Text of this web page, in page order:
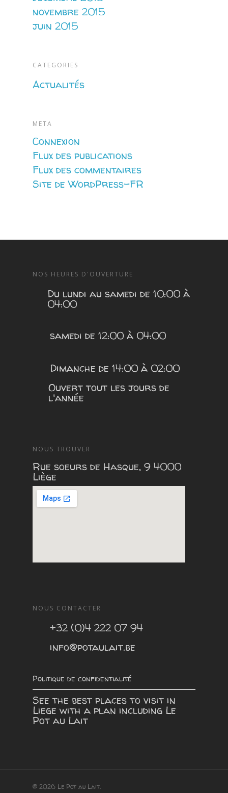
novembre 2015
juin 2015
CATEGORIES
Actualités
META
Connexion
Flux des publications
Flux des commentaires
Site de WordPress-FR
NOS HEURES D'OUVERTURE
Du lundi au samedi de 10:00 à
04:00
samedi de 12:00 à 04:00
Dimanche de 14:00 à 02:00
Ouvert tout les jours de
l'année
NOUS TROUVER
Rue soeurs de Hasque, 9 4000
Liège
NOUS CONTACTER
+32 (0)4 222 07 94
info@potaulait.be
Politique de confidentialité
See the best places to visit in
Liege with a plan including Le
Pot au Lait
© 2026 Le Pot au Lait.